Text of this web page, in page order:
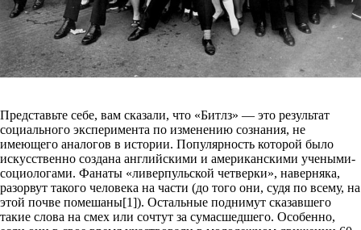
Представьте себе, вам сказали, что «Битлз» — это результат
социального эксперимента по изменению сознания, не
имеющего аналогов в истории. Популярность которой было
искусственно создана английскими и американскими учеными-
социологами. Фанаты «ливерпульской четверки», наверняка,
разорвут такого человека на части (до того они, судя по всему, на
этой почве помешаны[1]). Остальные поднимут сказавшего
такие слова на смех или сочтут за сумасшедшего. Особенно,